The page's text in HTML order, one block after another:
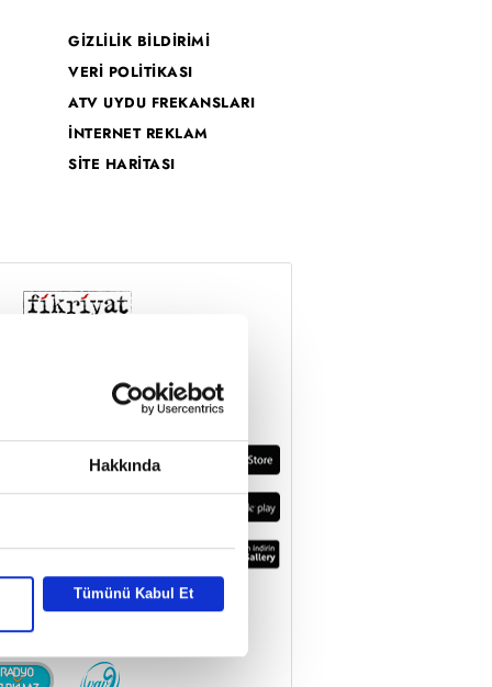
Hakkında
Tümünü Kabul Et
GİZLİLİK BİLDİRİMİ
VERİ POLİTİKASI
ATV UYDU FREKANSLARI
İNTERNET REKLAM
SİTE HARİTASI